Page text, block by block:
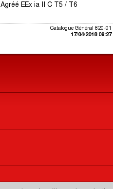
Agréé EEx ia II C T5 / T6
Catalogue Général 820-01
17/04/2018 09:27